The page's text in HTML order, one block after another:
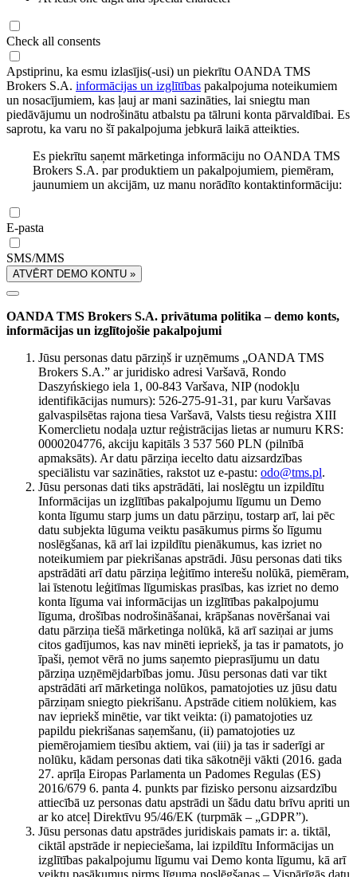
Check all consents
Apstiprinu, ka esmu izlasījis(-usi) un piekrītu OANDA TMS
Brokers S.A. informācijas un izglītības pakalpojuma noteikumiem
un nosacījumiem, kas ļauj ar mani sazināties, lai sniegtu man
piedāvājumu un nodrošinātu atbalstu pa tālruni konta pārvaldībai. Es
saprotu, ka varu no šī pakalpojuma jebkurā laikā atteikties.
Es piekrītu saņemt mārketinga informāciju no OANDA TMS
Brokers S.A. par produktiem un pakalpojumiem, piemēram,
jaunumiem un akcijām, uz manu norādīto kontaktinformāciju:
E-pasta
SMS/MMS
ATVĒRT DEMO KONTU »
OANDA TMS Brokers S.A. privātuma politika – demo konts,
informācijas un izglītojošie pakalpojumi
Jūsu personas datu pārziņš ir uzņēmums „OANDA TMS
Brokers S.A.” ar juridisko adresi Varšavā, Rondo
Daszyńskiego iela 1, 00-843 Varšava, NIP (nodokļu
identifikācijas numurs): 526-275-91-31, par kuru Varšavas
galvaspilsētas rajona tiesa Varšavā, Valsts tiesu reģistra XIII
Komerclietu nodaļa uztur reģistrācijas lietas ar numuru KRS:
0000204776, akciju kapitāls 3 537 560 PLN (pilnībā
apmaksāts). Ar datu pārziņa iecelto datu aizsardzības
speciālistu var sazināties, rakstot uz e-pastu: odo@tms.pl.
Jūsu personas dati tiks apstrādāti, lai noslēgtu un izpildītu
Informācijas un izglītības pakalpojumu līgumu un Demo
konta līgumu starp jums un datu pārziņu, tostarp arī, lai pēc
datu subjekta lūguma veiktu pasākumus pirms šo līgumu
noslēgšanas, kā arī lai izpildītu pienākumus, kas izriet no
noteikumiem par piekrišanas apstrādi. Jūsu personas dati tiks
apstrādāti arī datu pārziņa leģitīmo interešu nolūkā, piemēram,
lai īstenotu leģitīmas līgumiskas prasības, kas izriet no demo
konta līguma vai informācijas un izglītības pakalpojumu
līguma, drošības nodrošināšanai, krāpšanas novēršanai vai
datu pārziņa tiešā mārketinga nolūkā, kā arī saziņai ar jums
citos gadījumos, kas nav minēti iepriekš, ja tas ir pamatots, jo
īpaši, ņemot vērā no jums saņemto pieprasījumu un datu
pārziņa uzņēmējdarbības jomu. Jūsu personas dati var tikt
apstrādāti arī mārketinga nolūkos, pamatojoties uz jūsu datu
pārziņam sniegto piekrišanu. Apstrāde citiem nolūkiem, kas
nav iepriekš minētie, var tikt veikta: (i) pamatojoties uz
papildu piekrišanas saņemšanu, (ii) pamatojoties uz
piemērojamiem tiesību aktiem, vai (iii) ja tas ir saderīgi ar
nolūku, kādam personas dati tika sākotnēji vākti (2016. gada
27. aprīļa Eiropas Parlamenta un Padomes Regulas (ES)
2016/679 6. panta 4. punkts par fizisko personu aizsardzību
attiecībā uz personas datu apstrādi un šādu datu brīvu apriti un
ar ko atceļ Direktīvu 95/46/EK (turpmāk – „GDPR”).
Jūsu personas datu apstrādes juridiskais pamats ir: a. tiktāl,
ciktāl apstrāde ir nepieciešama, lai izpildītu Informācijas un
izglītības pakalpojumu līgumu vai Demo konta līgumu, kā arī
veiktu pasākumus pirms līguma noslēgšanas – Vispārīgās datu